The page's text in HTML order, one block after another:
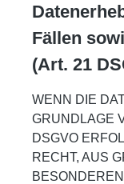
Fällen
(Art. 21
WENN DIE
GRUNDLAGE
DSGVO
RECHT, AUS